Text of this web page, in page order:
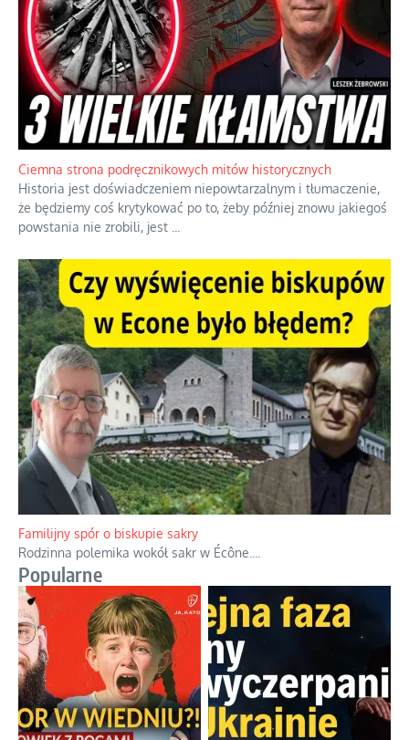
Ciemna strona podręcznikowych mitów historycznych
Historia jest doświadczeniem niepowtarzalnym i tłumaczenie,
że będziemy coś krytykować po to, żeby później znowu jakiegoś
powstania nie zrobili, jest
Familijny spór o biskupie sakry
Rodzinna polemika wokół sakr w Écône.
Popularne